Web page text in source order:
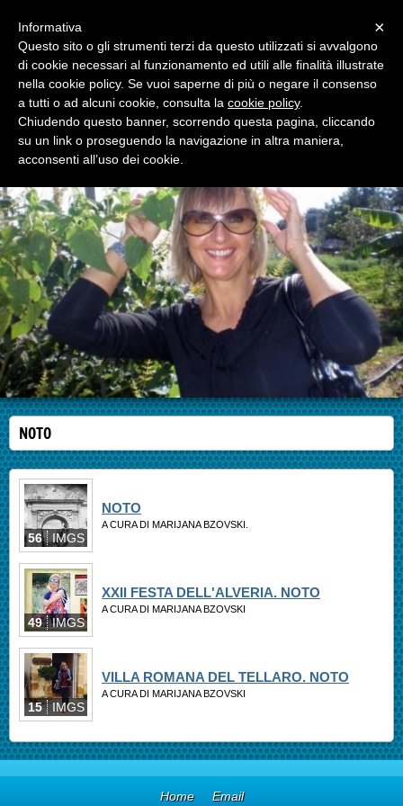
GUIDA TURISTICA RAGUSA
IL BLOG DI MARIANA
NOTO
56 IMGS
NOTO
A CURA DI MARIJANA BZOVSKI.
49 IMGS
XXII FESTA DELL'ALVERIA. NOTO
A CURA DI MARIJANA BZOVSKI
15 IMGS
VILLA ROMANA DEL TELLARO. NOTO
A CURA DI MARIJANA BZOVSKI
Home Email
×
Informativa
Questo sito o gli strumenti terzi da questo utilizzati si avvalgono
di cookie necessari al funzionamento ed utili alle finalità illustrate
nella cookie policy. Se vuoi saperne di più o negare il consenso
a tutti o ad alcuni cookie, consulta la cookie policy.
Chiudendo questo banner, scorrendo questa pagina, cliccando
su un link o proseguendo la navigazione in altra maniera,
acconsenti all’uso dei cookie.